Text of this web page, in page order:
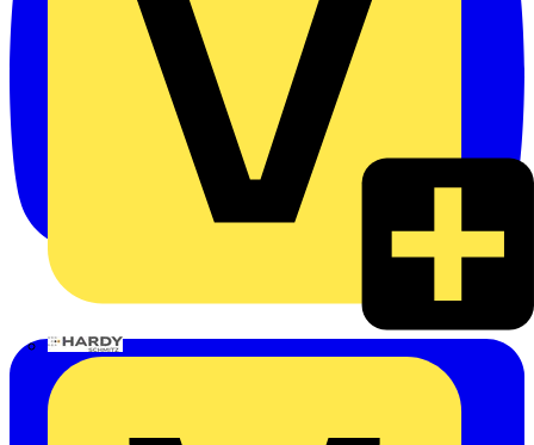
Hardy Schmitz